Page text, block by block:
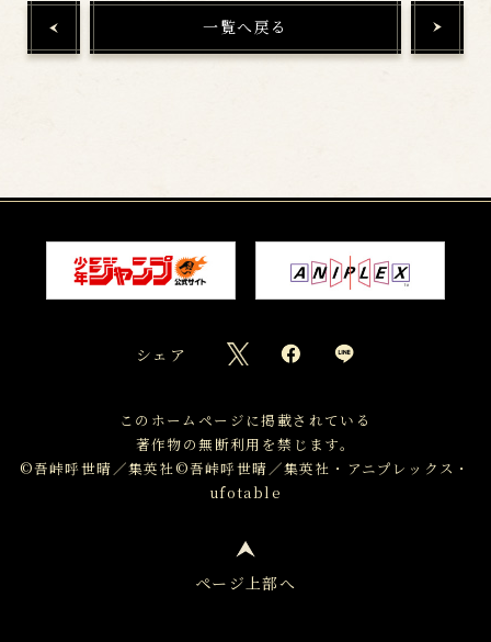
一覧へ戻る
シェア
このホームページに掲載されている
著作物の無断利用を禁じます。
©吾峠呼世晴／集英社©吾峠呼世晴／集英社・アニプレックス・
ufotable
ページ上部へ